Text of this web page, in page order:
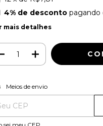
4% de descontopagando
mais detalhes
para o CEP:
Meios de envio